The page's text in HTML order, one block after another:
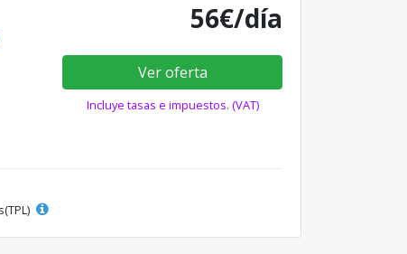
56€/día
Ver oferta
Incluye tasas e impuestos. (VAT)